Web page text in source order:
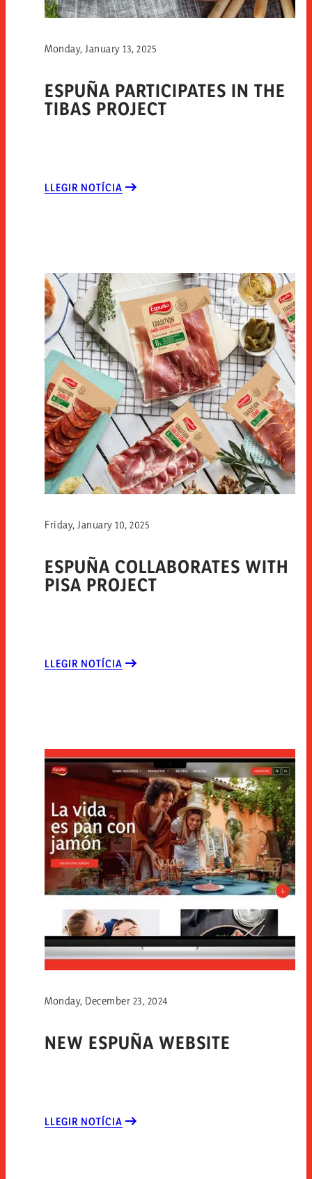
ESPUÑA PARTICIPATES IN THE
TIBAS PROJECT
Monday, January 13, 2025
LLEGIR NOTÍCIA
ESPUÑA COLLABORATES WITH
PISA PROJECT
Friday, January 10, 2025
LLEGIR NOTÍCIA
NEW ESPUÑA WEBSITE
Monday, December 23, 2024
LLEGIR NOTÍCIA